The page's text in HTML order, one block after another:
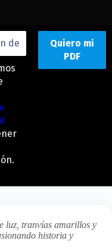
luz, tranvías amarillos y
historia y